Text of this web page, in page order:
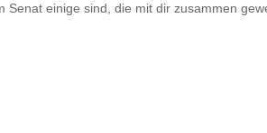
Senat einige sind, die mit dir zusammen